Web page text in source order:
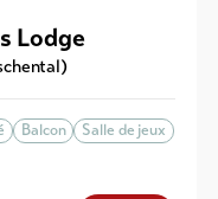
Lodge
Balcon
Salle de jeux